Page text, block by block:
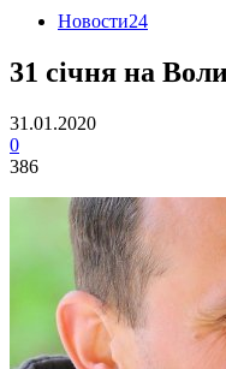
Новости24
31 січня на
31.01.2020
0
386